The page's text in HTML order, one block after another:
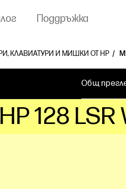
Поддръжка
КЛАВИАТУРИ И МИШКИ ОТ HP
Общ
128 LSR